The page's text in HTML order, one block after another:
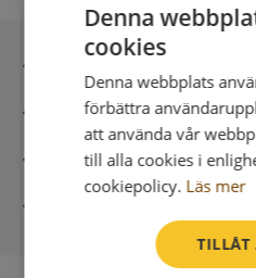
Säker betalning med
Direkt digital leverans
Denna
cookies
Denna webbplats
förbättra
att använda vår
till alla cookies i
cookiepolicy. Läs mer
TILLÅT